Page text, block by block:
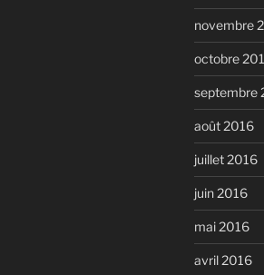
novembre
octobre
septembre
août 2016
juillet 2016
juin 2016
mai 2016
avril 2016